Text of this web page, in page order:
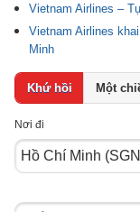
Vietnam Airlines –
Vietnam Airlines
Minh
Khứ hồi Một
Nơi đi
Ngày